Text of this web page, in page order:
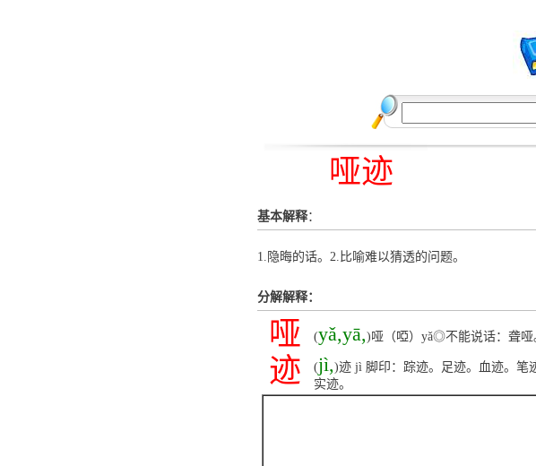
哑迹
基本解释：
1.隐晦的话。2.比喻难以猜透的问题。
分解解释：
哑 (yǎ,yā,)哑（啞）yǎ◎不能说话：聋哑
迹 (jì,)迹 jì 脚印：踪迹。足迹。血迹。笔
实迹。